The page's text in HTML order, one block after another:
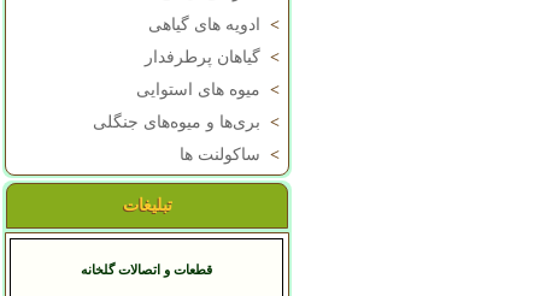
>
ادویه های گیاهی
> گیاهان پرطرفدار
> میوه های استوایی
> بری‌ها و میوه‌های جنگلی
> ساکولنت ها
تبلیغات
قطعات و اتصالات گلخانه